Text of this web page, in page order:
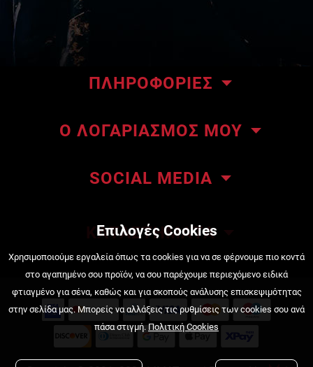
ΠΛΗΡΟΦΟΡΙΕΣ
About ΜΜΑteam
Όροι Χρήσης
Τρόποι πληρωμής
Τρόποι αποστολής
Πολιτική Επιστροφών
Πολιτική Cookies
Ο ΛΟΓΑΡΙΑΣΜΟΣ ΜΟΥ
SOCIAL MEDIA
ΚΑΤΑΣΤΗΜΑΤΑ
Πειραιάς, Κουντουριώτου 222
210 4525720
Νέα Ιωνία, Πισιδίας 4
Επιλογές Cookies
Χρησιμοποιούμε εργαλεία όπως τα cookies για να σε φέρνουμε πιο κοντά
στο αγαπημένο σου προϊόν, να σου παρέχουμε περιεχόμενο ειδικά
φτιαγμένο για σένα, καθώς και για σκοπούς ανάλυσης επισκεψιμότητας
στην σελίδα μας. Μπορείς να αλλάξεις τις ρυθμίσεις των cookies σου ανά
πάσα στιγμή. Πολιτική Cookies